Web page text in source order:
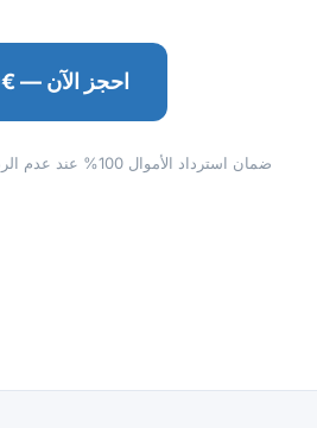
احجز الآن — €49
ضمان استرداد الأموال 100% عند عدم الرضا — دفع آمن عبر Stripe